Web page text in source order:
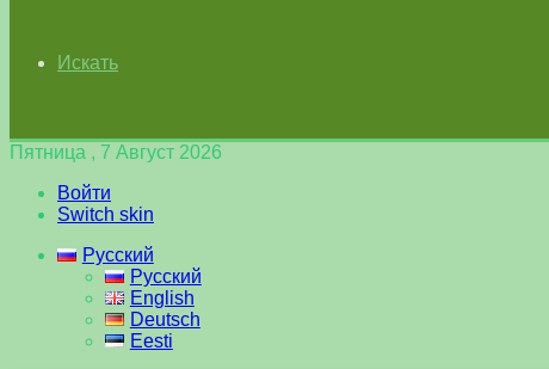
Искать
Пятница , 7 Август 2026
Войти
Switch skin
Русский
Русский
English
Deutsch
Eesti